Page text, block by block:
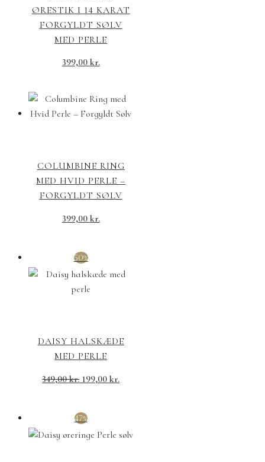
ØRESTIK I 14 KARAT
FORGYLDT SØLV
MED PERLE
399,00 kr.
COLUMBINE RING
MED HVID PERLE –
FORGYLDT SØLV
399,00 kr.
50%
DAISY HALSKÆDE
MED PERLE
349,00kr. 199,00kr.
47%